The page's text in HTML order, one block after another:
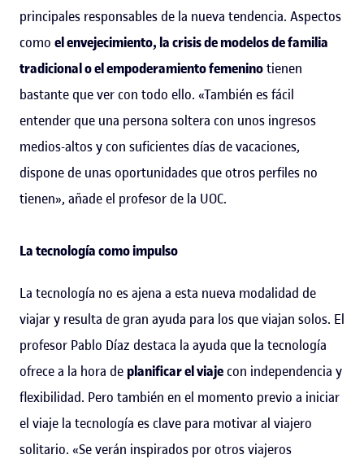
principales responsables de la nueva tendencia. Aspectos
como el envejecimiento, la crisis de modelos de familia
tradicional o el empoderamiento femeninotienen
bastante que ver con todo ello. «También es fácil
entender que una persona soltera con unos ingresos
medios-altos y con suficientes días de vacaciones,
dispone de unas oportunidades que otros perfiles no
tienen», añade el profesor de la UOC.
La tecnología como impulso
La tecnología no es ajena a esta nueva modalidad de
viajar y resulta de gran ayuda para los que viajan solos. El
profesor Pablo Díaz destaca la ayuda que la tecnología
ofrece a la hora de planificar el viajecon independencia y
flexibilidad. Pero también en el momento previo a iniciar
el viaje la tecnología es clave para motivar al viajero
solitario. «Se verán inspirados por otros viajeros